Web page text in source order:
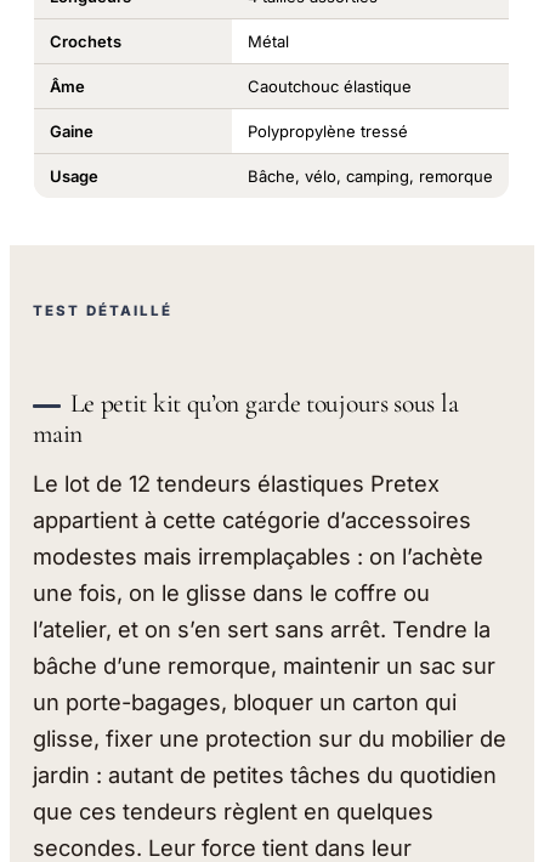
Crochets Métal
Âme Caoutchouc élastique
Gaine Polypropylène tressé
Usage Bâche, vélo, camping, remorque
TEST DÉTAILLÉ
Le petit kit qu’on garde toujours sous la
main
Le lot de 12 tendeurs élastiques Pretex
appartient à cette catégorie d’accessoires
modestes mais irremplaçables : on l’achète
une fois, on le glisse dans le coffre ou
l’atelier, et on s’en sert sans arrêt. Tendre la
bâche d’une remorque, maintenir un sac sur
un porte-bagages, bloquer un carton qui
glisse, fixer une protection sur du mobilier de
jardin : autant de petites tâches du quotidien
que ces tendeurs règlent en quelques
secondes. Leur force tient dans leur